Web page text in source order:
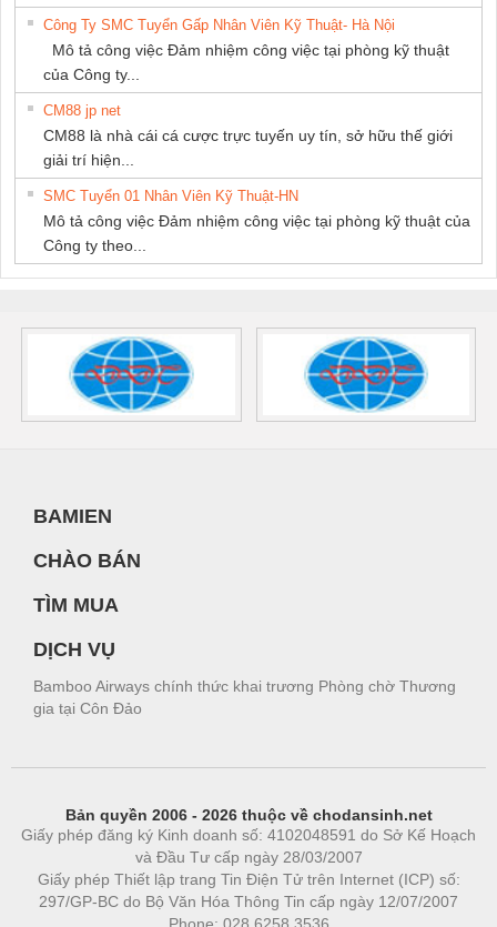
Công Ty SMC Tuyển Gấp Nhân Viên Kỹ Thuật- Hà Nội
Mô tả công việc Đảm nhiệm công việc tại phòng kỹ thuật
của Công ty...
CM88 jp net
CM88 là nhà cái cá cược trực tuyến uy tín, sở hữu thế giới
giải trí hiện...
SMC Tuyển 01 Nhân Viên Kỹ Thuật-HN
Mô tả công việc Đảm nhiệm công việc tại phòng kỹ thuật của
Công ty theo...
BAMIEN
CHÀO BÁN
TÌM MUA
DỊCH VỤ
Bamboo Airways chính thức khai trương Phòng chờ Thương
gia tại Côn Đảo
Bản quyền 2006 - 2026 thuộc về chodansinh.net
Giấy phép đăng ký Kinh doanh số: 4102048591 do Sở Kế Hoạch
và Đầu Tư cấp ngày 28/03/2007
Giấy phép Thiết lập trang Tin Điện Tử trên Internet (ICP) số:
297/GP-BC do Bộ Văn Hóa Thông Tin cấp ngày 12/07/2007